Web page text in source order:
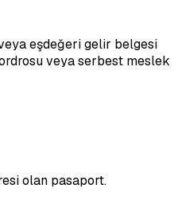
eşdeğeri gelir belgesi
veya serbest meslek
olan pasaport.